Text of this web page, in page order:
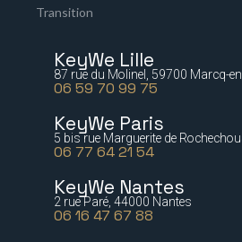
Transition
KeyWe Lille
87 rue du Molinel, 59700 Marcq-
06 59 70 99 75
KeyWe Paris
5 bis rue Marguerite de
06 77 64 21 54
KeyWe Nantes
2 rue Paré, 44000 Nantes
06 16 47 67 88